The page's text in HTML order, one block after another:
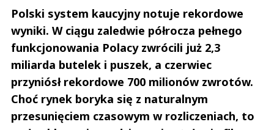
Polski system kaucyjny notuje rekordowe
wyniki. W ciągu zaledwie półrocza pełnego
funkcjonowania Polacy zwrócili już 2,3
miliarda butelek i puszek, a czerwiec
przyniósł rekordowe 700 milionów zwrotów.
Choć rynek boryka się z naturalnym
przesunięciem czasowym w rozliczeniach, to